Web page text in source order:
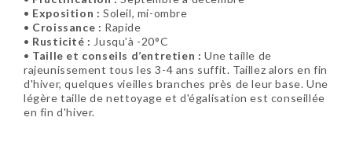
• Exposition : Soleil, mi-ombre
• Croissance : Rapide
• Rusticité : Jusqu'à -20°C
• Taille et conseils d’entretien : Une taille de
rajeunissement tous les 3-4 ans suffit. Taillez alors en fin
d'hiver, quelques vieilles branches près de leur base. Une
légère taille de nettoyage et d'égalisation est conseillée
en fin d'hiver.